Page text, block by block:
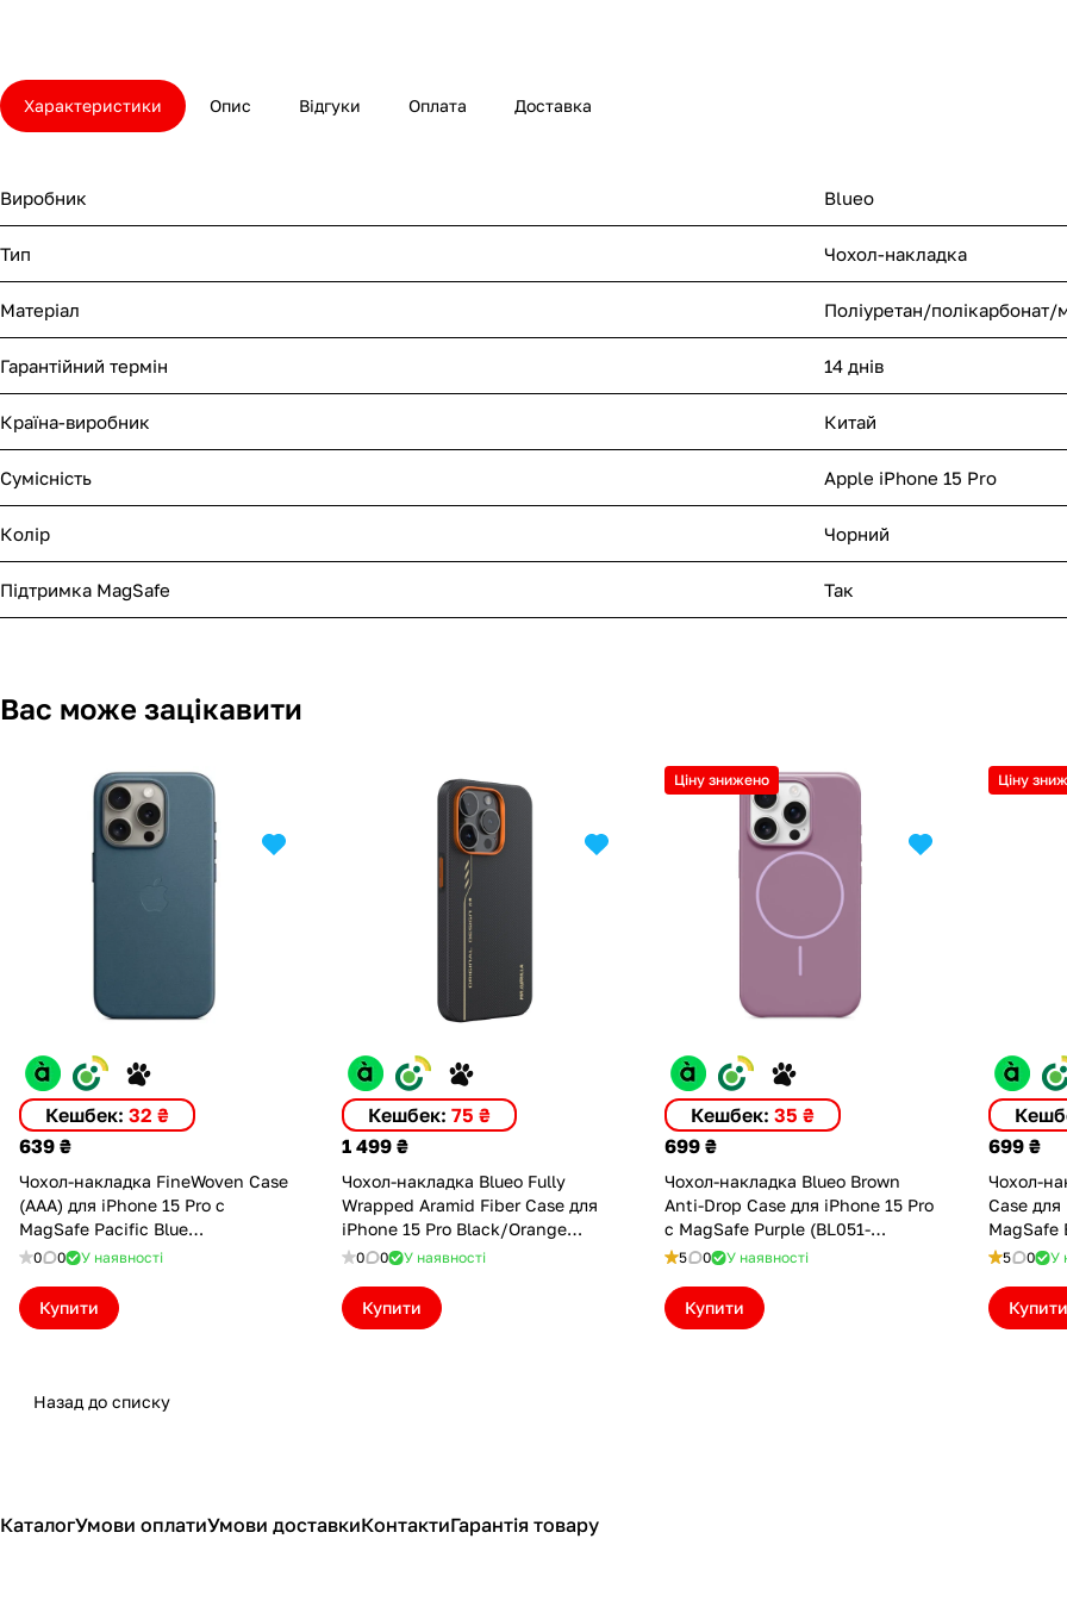
Характеристики Опис Відгуки Оплата Доставка
Виробник Blueo
Тип Чохол-накладка
Матеріал Поліуретан/полікарбонат/
Гарантійний термін 14 днів
Країна-виробник Китай
Сумісність Apple iPhone 15 Pro
Колір Чорний
Підтримка MagSafe Так
Вас може зацікавити
Кешбек: 32 ₴
639 ₴
Чохол-накладка FineWoven Case
(AAA) для iPhone 15 Pro с
MagSafe Pacific Blue
(AFW15PPBL(M))
0 0 У наявності
Купити
Кешбек:75 ₴
1 499 ₴
Чохол-накладка Blueo Fully
Wrapped Aramid Fiber Case для
iPhone 15 Pro Black/Orange
(BL032-15P)
0 0 У наявності
Купити
Ціну знижено
Кешбек:35 ₴
699 ₴
Чохол-накладка Blueo Brown
Anti-Drop Case для iPhone 15 Pro
с MagSafe Purple (BL051-
15PPRPL)
5 0 У наявності
Купити
Ціну
699 ₴
Чохол-
Case для
MagSafe
5 0 У
Купити
Назад до списку
КаталогУмови оплатиУмови доставкиКонтактиГарантія товару